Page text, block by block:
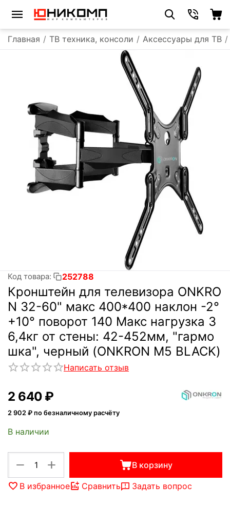
Главная / ТВ техника, консоли / Аксессуары для ТВ /
Код товара: 252788
Кронштейн для телевизора ONKRO
N 32-60" макс 400*400 наклон -2°
+10° поворот 140 Макс нагрузка 3
6,4кг от стены: 42-452мм, "гармо
шка", черный (ONKRON M5 BLACK)
Написать отзыв
2 640 ₽
2 902 ₽ по безналичному расчёту
В наличии
+
− В корзину
В избранное Сравнить Задать вопрос